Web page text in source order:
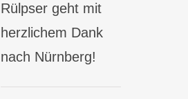
Rülpser geht mit
herzlichem Dank
nach Nürnberg!